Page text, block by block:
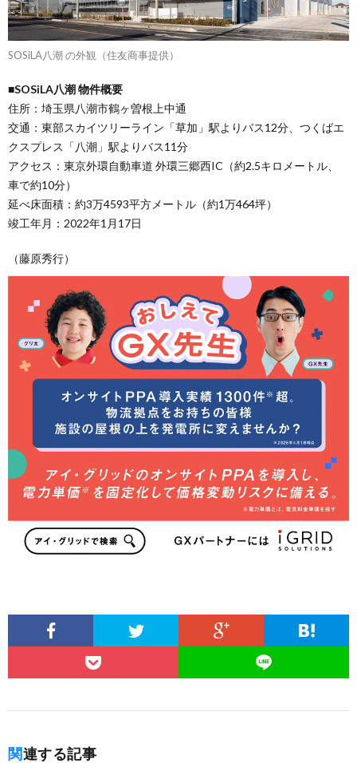
SOSiLA八潮 の外観（住友商事提供）
■SOSiLA八潮 物件概要
住所：埼玉県八潮市鶴ヶ曽根上中通
交通：東部スカイツリーライン「草加」駅よりバス12分、つくばエ
クスプレス「八潮」駅よりバス11分
アクセス：東京外環自動車道 外環三郷西IC（約2.5キロメートル、
車で約10分）
延べ床面積：約3万4593平方メートル（約1万464坪）
竣工年月：2022年1月17日
（藤原秀行）
関連する記事